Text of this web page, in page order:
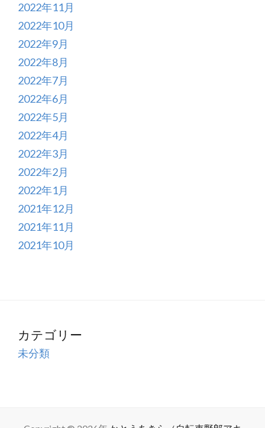
2022年11月
2022年10月
2022年9月
2022年8月
2022年7月
2022年6月
2022年5月
2022年4月
2022年3月
2022年2月
2022年1月
2021年12月
2021年11月
2021年10月
カテゴリー
未分類